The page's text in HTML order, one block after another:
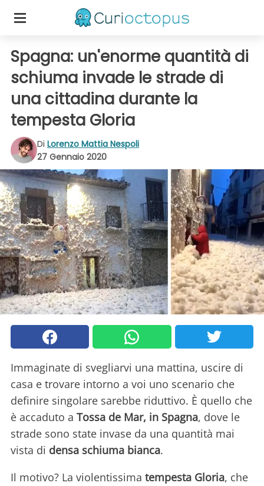
Spagna: un'enorme quantità di
schiuma invade le strade di
una cittadina durante la
tempesta Gloria
Di Lorenzo Mattia Nespoli
27 Gennaio 2020
Immaginate di svegliarvi una mattina, uscire di
casa e trovare intorno a voi uno scenario che
definire singolare sarebbe riduttivo. È quello che
è accaduto a Tossa de Mar, in Spagna, dove le
strade sono state invase da una quantità mai
vista di densa schiuma bianca.
Il motivo? La violentissima tempesta Gloria, che